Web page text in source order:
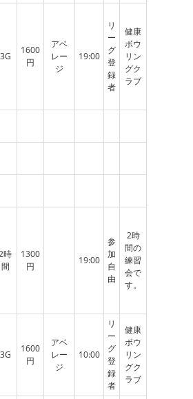
3G
1600
円
アベ
レー
ジ
19:00
リ
ー
グ
登
録
者
健康
ボウ
リン
グク
ラブ
時
間
1300
円
19:00
参
加
自
由
2時
間の
練習
会で
す。
3G
1600
円
アベ
レー
ジ
10:00
リ
ー
グ
登
録
者
健康
ボウ
リン
グク
ラブ